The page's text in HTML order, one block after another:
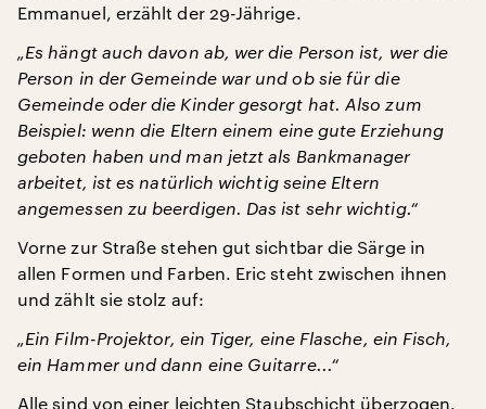
Emmanuel, erzählt der 29-Jährige.
„Es hängt auch davon ab, wer die Person ist, wer die
Person in der Gemeinde war und ob sie für die
Gemeinde oder die Kinder gesorgt hat. Also zum
Beispiel: wenn die Eltern einem eine gute Erziehung
geboten haben und man jetzt als Bankmanager
arbeitet, ist es natürlich wichtig seine Eltern
angemessen zu beerdigen. Das ist sehr wichtig.“
Vorne zur Straße stehen gut sichtbar die Särge in
allen Formen und Farben. Eric steht zwischen ihnen
und zählt sie stolz auf:
„Ein Film-Projektor, ein Tiger, eine Flasche, ein Fisch,
ein Hammer und dann eine Guitarre...“
Alle sind von einer leichten Staubschicht überzogen.